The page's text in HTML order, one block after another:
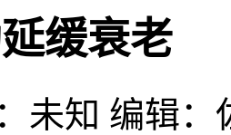
缓衰老
未知 编辑：